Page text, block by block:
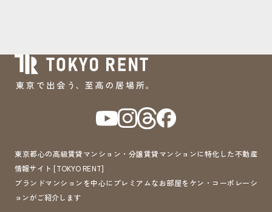
東京都心の高級賃貸マンション・分譲賃貸マンションに特化した不動産
情報サイト [TOKYO RENT]
ブランドマンションを中心にプレミアムなお部屋をケン・コーポレーシ
ョンがご紹介します